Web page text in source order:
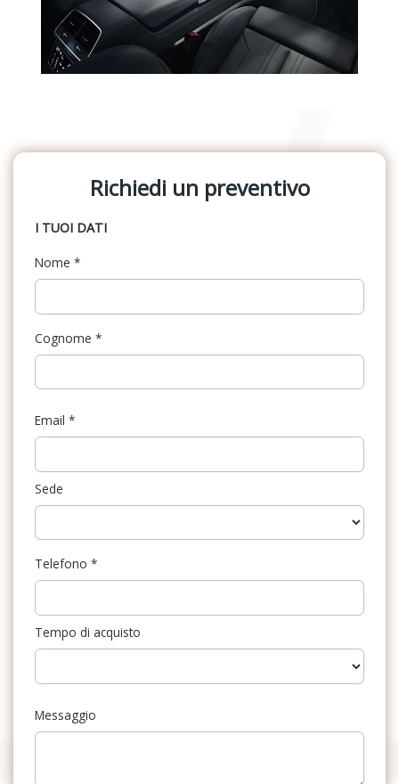
Richiedi un preventivo
I TUOI DATI
Nome *
Cognome *
Email *
Sede
Telefono *
Tempo di acquisto
Messaggio